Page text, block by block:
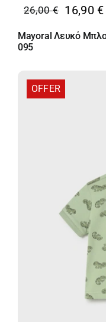
26,00€
Original
price
was:
16,90 €
Η
τρέχουσα
τιμή
Mayoral Λευκό
095
OFFER